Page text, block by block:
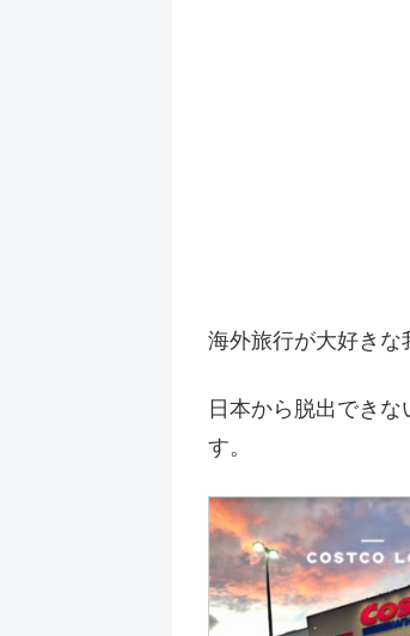
海外旅行が大好きな
日本から脱出できな
す。